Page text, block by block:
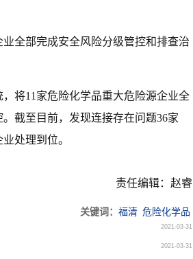
全部完成安全风险分级管控和排查治
将11家危险化学品重大危险源企业全
截至目前，发现连接存在问题36家
处理到位。
责任编辑：赵睿
关键词： 福清 危险化学品
2021-03-31
2021-03-31